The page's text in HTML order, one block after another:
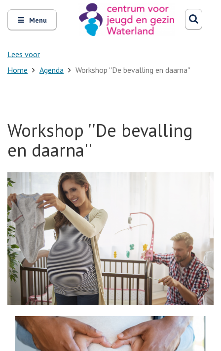
Open
en
sluit
Menu
Lees voor
Zoeken
Home Agenda Workshop ''De bevalling en daarna''
Workshop ''De bevalling
en daarna''